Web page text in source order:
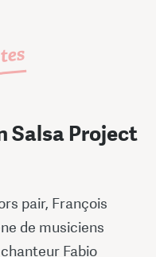
Salsa Project
pair, François
de musiciens
Fabio